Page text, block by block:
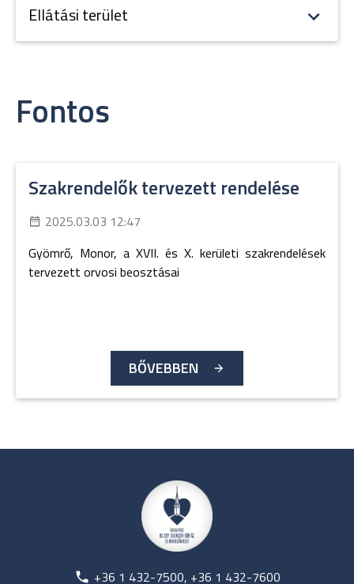
Ellátási terület
Fontos
Szakrendelők tervezett rendelése
2025.03.03 12:47
Gyömrő, Monor, a XVII. és X. kerületi szakrendelések
tervezett orvosi beosztásai
BŐVEBBEN
+36 1 432-7500, +36 1 432-7600